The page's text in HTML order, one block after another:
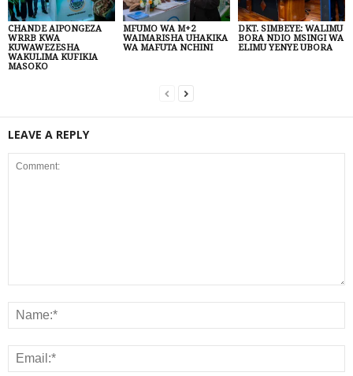
CHANDE AIPONGEZA
WRRB KWA
KUWAWEZESHA
WAKULIMA KUFIKIA
MASOKO
MFUMO WA M+2
WAIMARISHA UHAKIKA
WA MAFUTA NCHINI
DKT. SIMBEYE: WALIMU
BORA NDIO MSINGI WA
ELIMU YENYE UBORA
LEAVE A REPLY